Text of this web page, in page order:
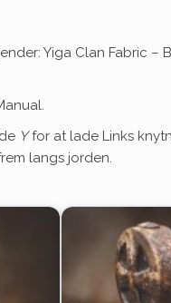
Yiga Clan Fabric –
Yfor at lade Links
langs jorden.